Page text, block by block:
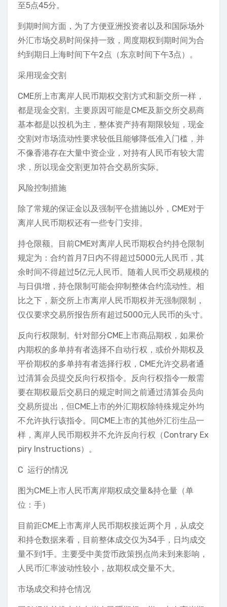
至5点45分。
到期时间方面，为了方便亚洲投资者以及和国际场外
外汇市场交易时间保持一致，周度期权到期时间为合
约到期日上海时间下午2点（东京时间下午3点）。
采用现金交割
CME所上市离岸人民币期权交割方式和新交所一样，
都是现金交割。主要原因可能是CME及新交所交易商
基本都是以投机为主，整体资产持有期限较短，现金
交割对市场流动性要求较低且能够降低准入门槛，并
不像香港存在大量中资企业，对持有人民币有较大需
求，所以现金交割更加符合交易所实际。
风险控制措施
除了常规的保证金以及强制平仓措施以外，CME对于
离岸人民币期权还有一些专门安排。
持仓限额。目前CME对离岸人民币期权合约持仓限制
规定为：合约首月7日内不得超过5000元人民币，其
余时间不得超过5亿元人民币。随着人民币交易规模的
与日俱增，持仓限制可能会抑制整体合约流动性。相
比之下，新交所上市离岸人民币期权并无强制限制，
仅仅要求交易所报告所有超过5000元人民币的头寸。
反向行权限制。针对部分CME上市商品期权，如果价
内期权的多单持有者选择不自动行权，或价外期权及
平价期权的多单持有者选择行权，CME允许交易者通
过清算会员提交反向行权指令。反向行权指令一般需
要在期权最后交易日的规定时间之前通过清算会员向
交易所提出，但CME上市的外汇期权除特殊规定外均
不允许执行该指令。同CME上市的其他外汇衍生品一
样，离岸人民币期权并不允许反向行权（Contrary Ex
piry Instructions）。
C 运行的情况
图为CME上市人民币离岸期权成交量&持仓量（单
位：手）
目前距CME上市离岸人民币期权接近两个月，从成交
和持仓数据来看，目前整体成交仅为34手，日均成交
量不到1手。主要受中美货币政策拐点尚未到来影响，
人民币汇率波动性较小，故期权成交量不大。
市场成交和持仓情况